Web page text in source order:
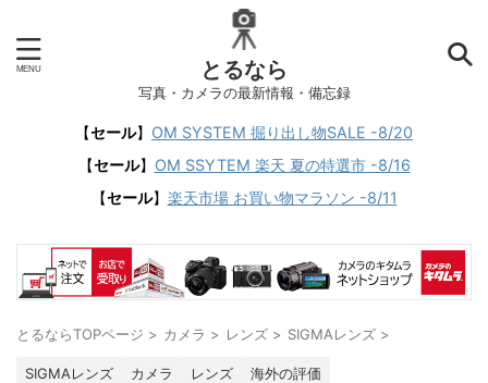
とるなら
写真・カメラの最新情報・備忘録
【セール】 OM SYSTEM 掘り出し物SALE -8/20
【セール】 OM SSYTEM 楽天 夏の特選市 -8/16
【セール】 楽天市場 お買い物マラソン -8/11
とるならTOPページ > カメラ > レンズ > SIGMAレンズ >
SIGMAレンズ カメラ レンズ 海外の評価